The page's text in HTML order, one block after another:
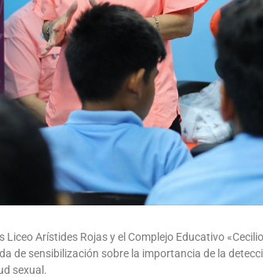
Arístides Rojas y el Complejo Educativo
de sensibilización sobre la importancia de la
sexual.